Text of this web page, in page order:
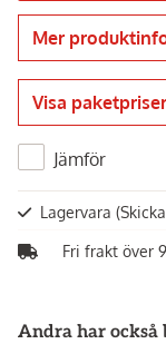
Mer
Visa paketpriser
Jämför
Lagervara
Fri frakt över
Andra har också